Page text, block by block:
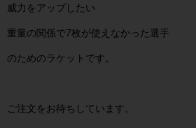
威力をアップしたい
重量の関係で7枚が使えなかった選手
のためのラケットです。
ご注文をお待ちしています。